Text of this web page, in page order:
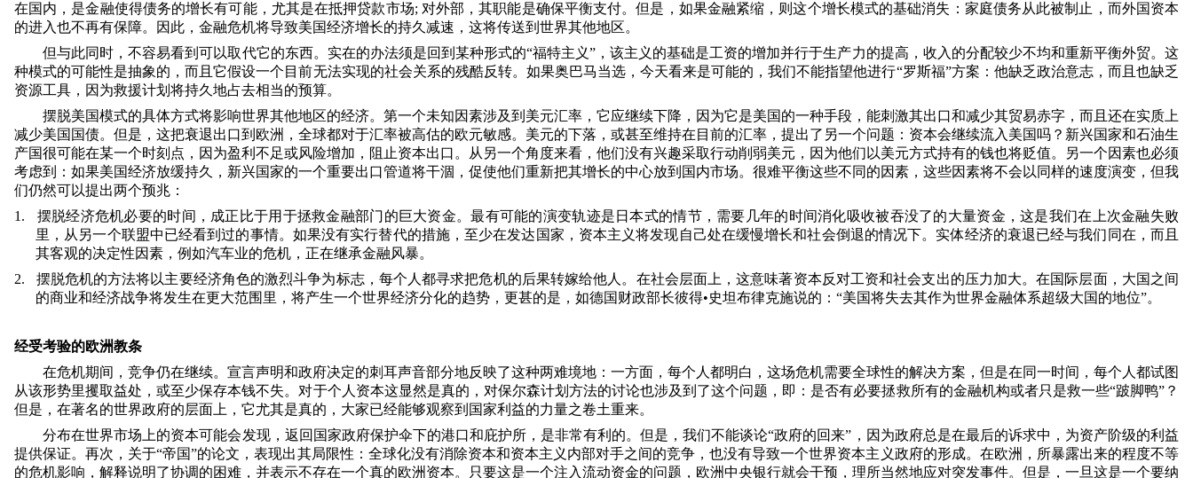
在国内，是金融使得债务的增长有可能，尤其是在抵押贷款市场; 对外部，其职能是确保平衡支付。但是，如果金融紧缩，则这个增长模式的基础消失：家庭债务从此被制止，而外国资本
的进入也不再有保障。因此，金融危机将导致美国经济增长的持久减速，这将传送到世界其他地区。
但与此同时，不容易看到可以取代它的东西。实在的办法须是回到某种形式的“福特主义”，该主义的基础是工资的增加并行于生产力的提高，收入的分配较少不均和重新平衡外贸。这
种模式的可能性是抽象的，而且它假设一个目前无法实现的社会关系的残酷反转。如果奥巴马当选，今天看来是可能的，我们不能指望他进行“罗斯福”方案：他缺乏政治意志，而且也缺乏
资源工具，因为救援计划将持久地占去相当的预算。
摆脱美国模式的具体方式将影响世界其他地区的经济。第一个未知因素涉及到美元汇率，它应继续下降，因为它是美国的一种手段，能刺激其出口和减少其贸易赤字，而且还在实质上
减少美国国债。但是，这把衰退出口到欧洲，全球都对于汇率被高估的欧元敏感。美元的下落，或甚至维持在目前的汇率，提出了另一个问题：资本会继续流入美国吗？新兴国家和石油生
产国很可能在某一个时刻点，因为盈利不足或风险增加，阻止资本出口。从另一个角度来看，他们没有兴趣采取行动削弱美元，因为他们以美元方式持有的钱也将贬值。另一个因素也必须
考虑到：如果美国经济放缓持久，新兴国家的一个重要出口管道将干涸，促使他们重新把其增长的中心放到国内市场。很难平衡这些不同的因素，这些因素将不会以同样的速度演变，但我
们仍然可以提出两个预兆：
1.
摆脱经济危机必要的时间，成正比于用于拯救金融部门的巨大资金。最有可能的演变轨迹是日本式的情节，需要几年的时间消化吸收被吞没了的大量资金，这是我们在上次金融失败
里，从另一个联盟中已经看到过的事情。如果没有实行替代的措施，至少在发达国家，资本主义将发现自己处在缓慢增长和社会倒退的情况下。实体经济的衰退已经与我们同在，而且
其客观的决定性因素，例如汽车业的危机，正在继承金融风暴。
2.
摆脱危机的方法将以主要经济角色的激烈斗争为标志，每个人都寻求把危机的后果转嫁给他人。在社会层面上，这意味著资本反对工资和社会支出的压力加大。在国际层面，大国之间
的商业和经济战争将发生在更大范围里，将产生一个世界经济分化的趋势，更甚的是，如德国财政部长彼得•史坦布律克施说的：“美国将失去其作为世界金融体系超级大国的地位”。
经受考验的欧洲教条
在危机期间，竞争仍在继续。宣言声明和政府决定的刺耳声音部分地反映了这种两难境地：一方面，每个人都明白，这场危机需要全球性的解决方案，但是在同一时间，每个人都试图
从该形势里攫取益处，或至少保存本钱不失。对于个人资本这显然是真的，对保尔森计划方法的讨论也涉及到了这个问题，即：是否有必要拯救所有的金融机构或者只是救一些“跛脚鸭”？
但是，在著名的世界政府的层面上，它尤其是真的，大家已经能够观察到国家利益的力量之卷土重来。
分布在世界市场上的资本可能会发现，返回国家政府保护伞下的港口和庇护所，是非常有利的。但是，我们不能谈论“政府的回来”，因为政府总是在最后的诉求中，为资产阶级的利益
提供保证。再次，关于“帝国”的论文，表现出其局限性：全球化没有消除资本和资本主义内部对手之间的竞争，也没有导致一个世界资本主义政府的形成。在欧洲，所暴露出来的程度不等
的危机影响，解释说明了协调的困难，并表示不存在一个真的欧洲资本。只要这是一个注入流动资金的问题，欧洲中央银行就会干预，理所当然地应对突发事件。但是，一旦这是一个要纳